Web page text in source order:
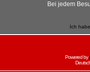
Bei jedem
Ich
Powered by